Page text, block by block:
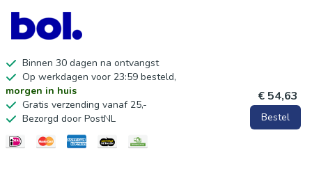
voor feestelijke gelegenheden, picnicks, bruiloften of gewoon
als decoratie. Maak uw interieur compleet met deze
veelzijdige kussenhoezen.
Binnen 30 dagen na ontvangst
Op werkdagen voor 23:59 besteld,
morgen in huis
Gratis verzending vanaf 25,-
Bezorgd door PostNL
€ 54,63
Bestel